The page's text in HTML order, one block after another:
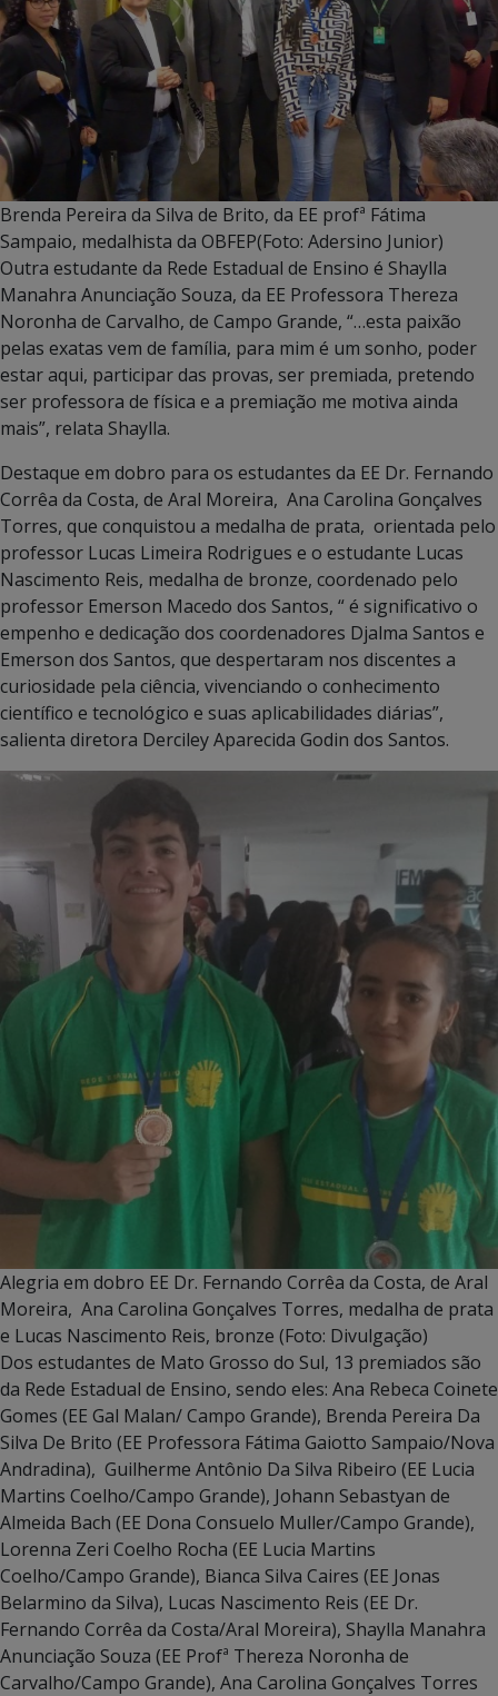
Brenda Pereira da Silva de Brito, da EE profª Fátima
Sampaio, medalhista da OBFEP(Foto: Adersino Junior)
Outra estudante da Rede Estadual de Ensino é Shaylla
Manahra Anunciação Souza, da EE Professora Thereza
Noronha de Carvalho, de Campo Grande, “…esta paixão
pelas exatas vem de família, para mim é um sonho, poder
estar aqui, participar das provas, ser premiada, pretendo
ser professora de física e a premiação me motiva ainda
mais”, relata Shaylla.
Destaque em dobro para os estudantes da EE Dr. Fernando
Corrêa da Costa, de Aral Moreira, Ana Carolina Gonçalves
Torres, que conquistou a medalha de prata, orientada pelo
professor Lucas Limeira Rodrigues e o estudante Lucas
Nascimento Reis, medalha de bronze, coordenado pelo
professor Emerson Macedo dos Santos, “ é significativo o
empenho e dedicação dos coordenadores Djalma Santos e
Emerson dos Santos, que despertaram nos discentes a
curiosidade pela ciência, vivenciando o conhecimento
científico e tecnológico e suas aplicabilidades diárias”,
salienta diretora Derciley Aparecida Godin dos Santos.
Alegria em dobro EE Dr. Fernando Corrêa da Costa, de Aral
Moreira, Ana Carolina Gonçalves Torres, medalha de prata
e Lucas Nascimento Reis, bronze (Foto: Divulgação)
Dos estudantes de Mato Grosso do Sul, 13 premiados são
da Rede Estadual de Ensino, sendo eles: Ana Rebeca Coinete
Gomes (EE Gal Malan/ Campo Grande), Brenda Pereira Da
Silva De Brito (EE Professora Fátima Gaiotto Sampaio/Nova
Andradina), Guilherme Antônio Da Silva Ribeiro (EE Lucia
Martins Coelho/Campo Grande), Johann Sebastyan de
Almeida Bach (EE Dona Consuelo Muller/Campo Grande),
Lorenna Zeri Coelho Rocha (EE Lucia Martins
Coelho/Campo Grande), Bianca Silva Caires (EE Jonas
Belarmino da Silva), Lucas Nascimento Reis (EE Dr.
Fernando Corrêa da Costa/Aral Moreira), Shaylla Manahra
Anunciação Souza (EE Profª Thereza Noronha de
Carvalho/Campo Grande), Ana Carolina Gonçalves Torres